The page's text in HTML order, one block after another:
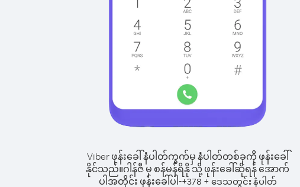
Viber ဖုန်းခေါ်နံပါတ်ကွက်မှ နံပါတ်တစ်ခုကို ဖုန်းခေါ်
နိုင်သည်။ဂါန်ဇီ မှ စန်မန်ရိနို သို့ ဖုန်းခေါ်ဆိုရန် အောက်
ပါအတိုင်း ဖုန်းခေါ်ပါ-+378 + ဒေသတွင်း နံပါတ်